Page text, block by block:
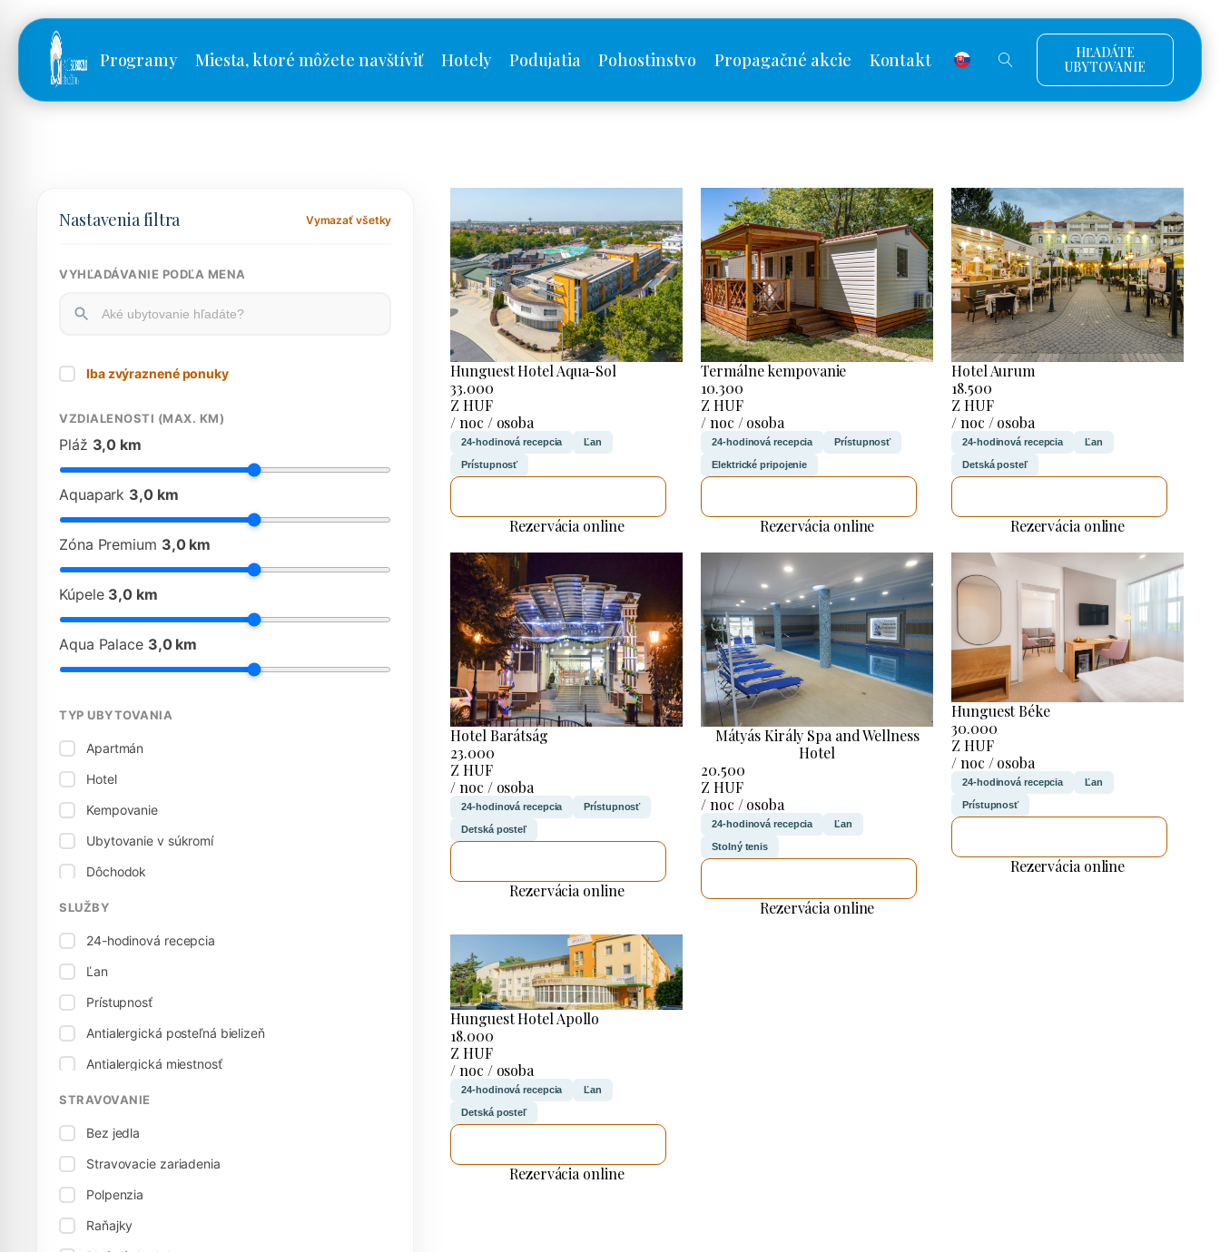
Programy Miesta, ktoré môžete navštíviť Hotely Podujatia Pohostinstvo Propagačné akcie Kontakt
HĽADÁTE
UBYTOVANIE
Nastavenia filtra Vymazať všetky
VYHĽADÁVANIE PODĽA MENA
Iba zvýraznené ponuky
VZDIALENOSTI (MAX. KM)
Pláž 3,0 km
Aquapark 3,0 km
Zóna Premium 3,0 km
Kúpele 3,0 km
Aqua Palace 3,0 km
TYP UBYTOVANIA
Apartmán
Hotel
Kempovanie
Ubytovanie v súkromí
Dôchodok
Penzión pre hostí
SLUŽBY
24-hodinová recepcia
Ľan
Prístupnosť
Antialergická posteľná bielizeň
Antialergická miestnosť
Elektrické pripojenie
Stolný tenis
Detská posteľ
Vhodné pre deti
Detská stolička, vysoká stolička
Krytý bazén
STRAVOVANIE
Bez jedla
Stravovacie zariadenia
Polpenzia
Raňajky
Hunguest Hotel Aqua-Sol
33.000
Z HUF
/ noc / osoba
24-hodinová recepcia Ľan
Prístupnosť
Rezervácia online
Termálne kempovanie
10.300
Z HUF
/ noc / osoba
24-hodinová recepcia Prístupnosť
Elektrické pripojenie
Rezervácia online
Hotel Aurum
18.500
Z HUF
/ noc / osoba
24-hodinová recepcia Ľan
Detská posteľ
Rezervácia online
Hotel Barátság
23.000
Z HUF
/ noc / osoba
24-hodinová recepcia Prístupnosť
Detská posteľ
Rezervácia online
Mátyás Király Spa and Wellness
Hotel
20.500
Z HUF
/ noc / osoba
24-hodinová recepcia Ľan
Stolný tenis
Rezervácia online
Hunguest Béke
30.000
Z HUF
/ noc / osoba
24-hodinová recepcia Ľan
Prístupnosť
Rezervácia online
Hunguest Hotel Apollo
18.000
Z HUF
/ noc / osoba
24-hodinová recepcia Ľan
Detská posteľ
Rezervácia online